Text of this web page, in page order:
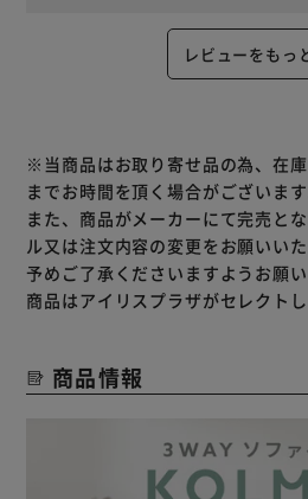
レビューをもっ
※当商品はお取り寄せ品の為、在
までお時間を頂く場合がございます
また、商品がメーカーにて完売と
ル又は注文内容の変更をお願いいた
予めご了承くださいますようお願
商品はアイリスプラザがセレクト
商品情報